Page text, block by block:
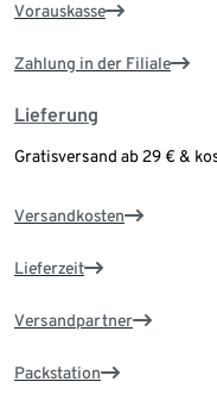
Vorauskasse
Zahlung in der Filiale
Lieferung
Gratisversand ab 29 € &
Versandkosten
Lieferzeit
Versandpartner
Packstation